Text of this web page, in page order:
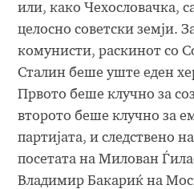
или, како Чехословачка,
целосно советски земји.
комунисти, раскинот со
Сталин беше уште еден
Првото беше клучно за
второто беше клучно за
партијата, и следствено
посетата на Милован
Владимир Бакариќ на